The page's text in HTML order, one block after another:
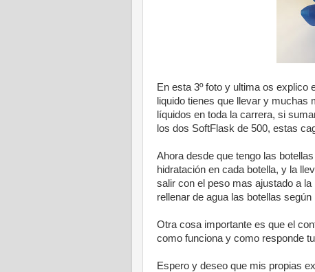
En esta 3º foto y ultima os
liquido tienes que llevar y
líquidos en toda la carrera, si
los dos SoftFlask de 500, estas
Ahora desde que tengo las
hidratación en cada botella, y la
salir con el peso mas ajustado a
rellenar de agua las botellas
Otra cosa importante es que el
como funciona y como responde
Espero y deseo que mis propias